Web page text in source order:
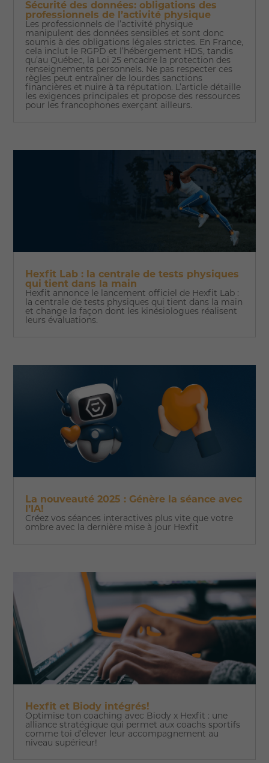
Sécurité des données: obligations des
professionnels de l’activité physique
Les professionnels de l’activité physique
manipulent des données sensibles et sont donc
soumis à des obligations légales strictes. En France,
cela inclut le RGPD et l’hébergement HDS, tandis
qu’au Québec, la Loi 25 encadre la protection des
renseignements personnels. Ne pas respecter ces
règles peut entraîner de lourdes sanctions
financières et nuire à ta réputation. L’article détaille
les exigences principales et propose des ressources
pour les francophones exerçant ailleurs.
Hexfit Lab : la centrale de tests physiques
qui tient dans la main
Hexfit annonce le lancement officiel de Hexfit Lab :
la centrale de tests physiques qui tient dans la main
et change la façon dont les kinésiologues réalisent
leurs évaluations.
La nouveauté 2025 : Génère la séance avec
l’IA!
Créez vos séances interactives plus vite que votre
ombre avec la dernière mise à jour Hexfit
Hexfit et Biody intégrés!
Optimise ton coaching avec Biody x Hexfit : une
alliance stratégique qui permet aux coachs sportifs
comme toi d’élever leur accompagnement au
niveau supérieur!